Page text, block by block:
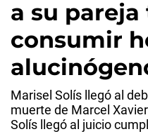
a su pareja
consumir
Marisel Solís llegó al
muerte de Marcel
Solís llegó al juicio